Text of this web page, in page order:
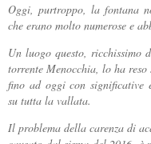
Oggi, purtroppo, la fontana
che erano molto numerose e
Un luogo questo, ricchissimo
torrente Menocchia, lo ha
fino ad oggi con significative
su tutta la vallata.
Il problema della carenza di